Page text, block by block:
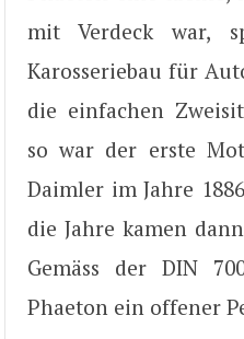
mit Verdeck war,
Karosseriebau für
die einfachen
so war der erste
Daimler im Jahre
die Jahre kamen
Gemäss der DIN
Phaeton ein offener